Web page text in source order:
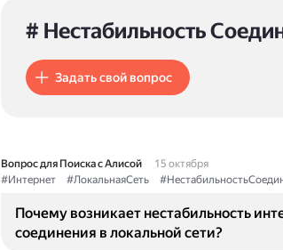
# Нестабильность
Задать свой вопрос
Вопрос для Поиска с Алисой
15 октября
#Интернет
#ЛокальнаяСеть
Почему возникает нестабильность
соединения в локальной сети?